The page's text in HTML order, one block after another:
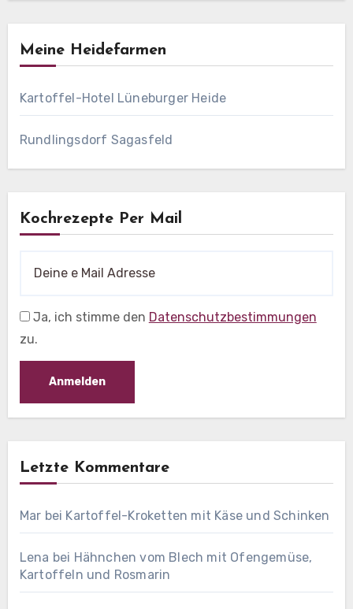
Meine Heidefarmen
Kartoffel-Hotel Lüneburger Heide
Rundlingsdorf Sagasfeld
Kochrezepte Per Mail
Ja, ich stimme den Datenschutzbestimmungen
zu.
Letzte Kommentare
Mar bei Kartoffel-Kroketten mit Käse und Schinken
Lena bei Hähnchen vom Blech mit Ofengemüse,
Kartoffeln und Rosmarin